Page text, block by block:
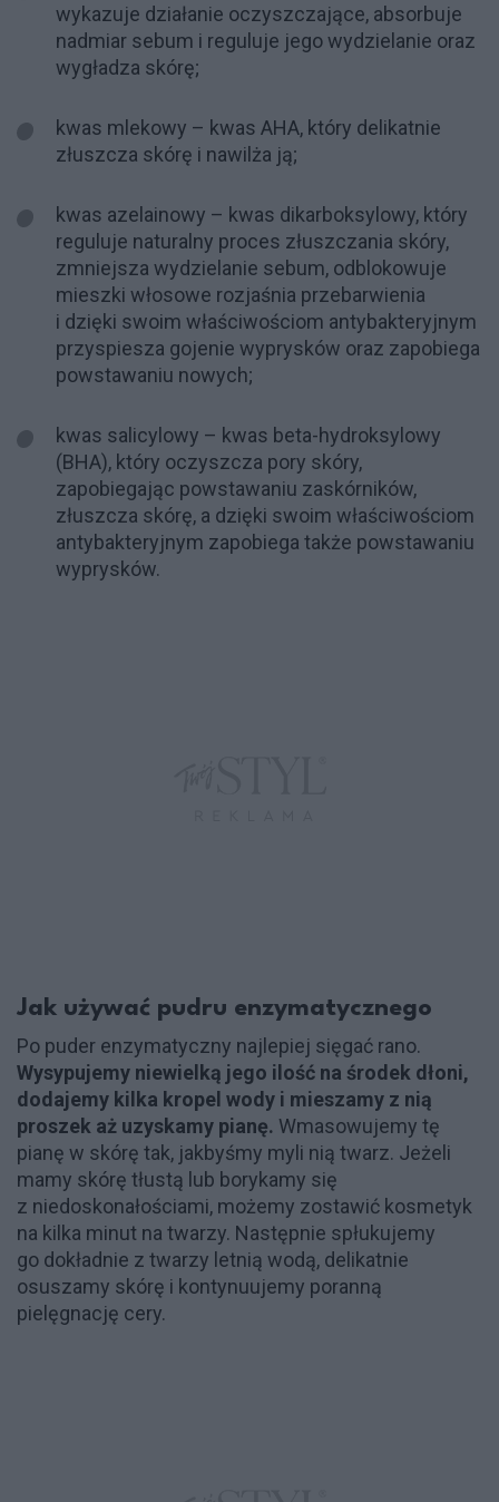
wykazuje działanie oczyszczające, absorbuje
nadmiar sebum i reguluje jego wydzielanie oraz
wygładza skórę;
kwas mlekowy – kwas AHA, który delikatnie
złuszcza skórę i nawilża ją;
kwas azelainowy – kwas dikarboksylowy, który
reguluje naturalny proces złuszczania skóry,
zmniejsza wydzielanie sebum, odblokowuje
mieszki włosowe rozjaśnia przebarwienia
i dzięki swoim właściwościom antybakteryjnym
przyspiesza gojenie wyprysków oraz zapobiega
powstawaniu nowych;
kwas salicylowy – kwas beta-hydroksylowy
(BHA), który oczyszcza pory skóry,
zapobiegając powstawaniu zaskórników,
złuszcza skórę, a dzięki swoim właściwościom
antybakteryjnym zapobiega także powstawaniu
wyprysków.
Jak używać pudru enzymatycznego
Po puder enzymatyczny najlepiej sięgać rano.
Wysypujemy niewielką jego ilość na środek dłoni,
dodajemy kilka kropel wody i mieszamy z nią
proszek aż uzyskamy pianę. Wmasowujemy tę
pianę w skórę tak, jakbyśmy myli nią twarz. Jeżeli
mamy skórę tłustą lub borykamy się
z niedoskonałościami, możemy zostawić kosmetyk
na kilka minut na twarzy. Następnie spłukujemy
go dokładnie z twarzy letnią wodą, delikatnie
osuszamy skórę i kontynuujemy poranną
pielęgnację cery.